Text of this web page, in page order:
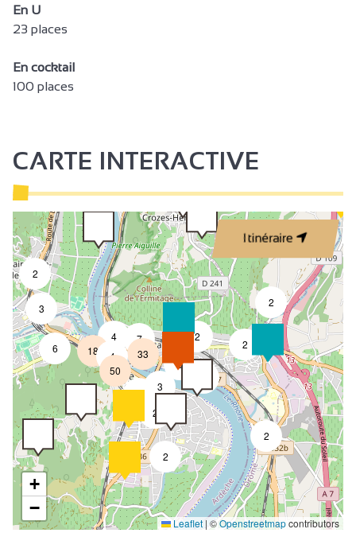
En U
23 places
En cocktail
100 places
CARTE INTERACTIVE
Itinéraire
2
2
2
2
2
2
8
2
3
6
4
4
18
7
2
3
50
33
+
−
Leaflet | ©Openstreetmapcontributors